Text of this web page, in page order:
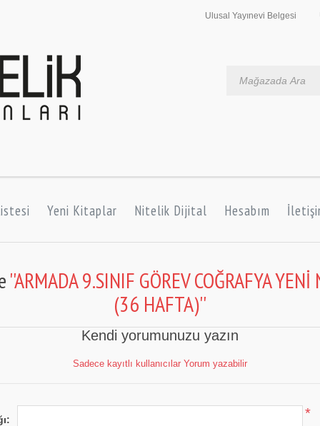
Ulusal Yayınevi Belgesi
Yeni Kitaplar Nitelik Dijital Hesabım
ARMADA 9.SINIF GÖREV COĞRAFYA
(36 HAFTA)
Kendi yorumunuzu yazın
Sadece kayıtlı kullanıcılar Yorum yazabilir
*